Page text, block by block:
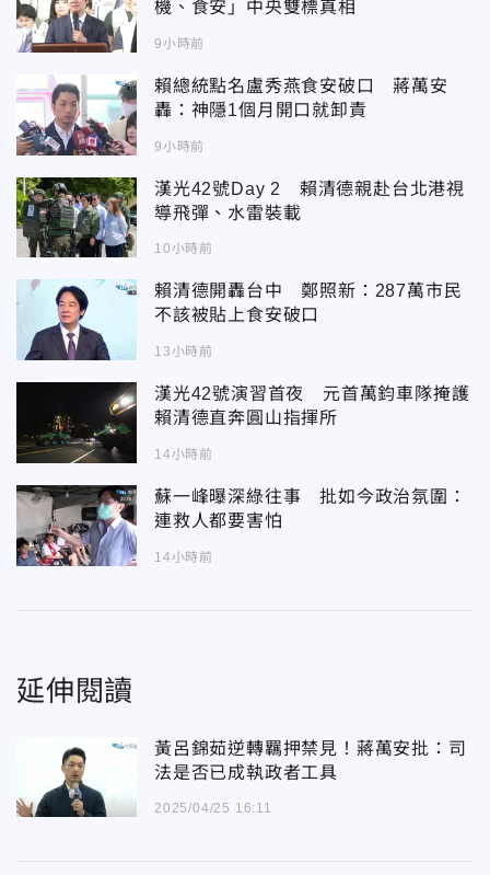
機、食安」中央雙標真相
9小時前
賴總統點名盧秀燕食安破口 蔣萬安
轟：神隱1個月開口就卸責
9小時前
漢光42號Day 2 賴清德親赴台北港視
導飛彈、水雷裝載
10小時前
賴清德開轟台中 鄭照新：287萬市民
不該被貼上食安破口
13小時前
漢光42號演習首夜 元首萬鈞車隊掩護
賴清德直奔圓山指揮所
14小時前
蘇一峰曝深綠往事 批如今政治氛圍：
連救人都要害怕
14小時前
延伸閱讀
黃呂錦茹逆轉羈押禁見！蔣萬安批：司
法是否已成執政者工具
2025/04/25 16:11